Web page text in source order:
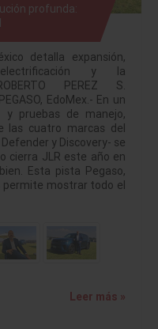
profunda:
detalla expansión,
electrificación y la
PEREZ S.
EdoMex.- En un
y pruebas de manejo,
las cuatro marcas del
y Discovery- se
cierra JLR este año en
Esta pista Pegaso,
permite mostrar todo el
Leer más »